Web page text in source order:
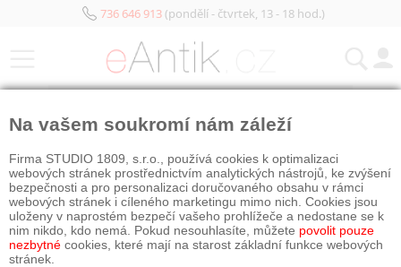
736 646 913(pondělí - čtvrtek, 13 - 18 hod.)
Na vašem soukromí nám záleží
Firma STUDIO 1809, s.r.o., používá cookies k optimalizaci
webových stránek prostřednictvím analytických nástrojů, ke zvýšení
bezpečnosti a pro personalizaci doručovaného obsahu v rámci
webových stránek i cíleného marketingu mimo nich. Cookies jsou
uloženy v naprostém bezpečí vašeho prohlížeče a nedostane se k
nim nikdo, kdo nemá. Pokud nesouhlasíte, můžete povolit pouze
nezbytné cookies, které mají na starost základní funkce webových
stránek.